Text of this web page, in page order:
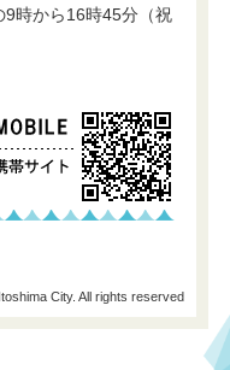
9時から16時45分（祝
City. All rights reserved